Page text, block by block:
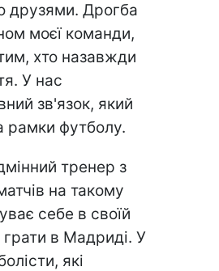
друзями. Дрогба
моєї команди,
хто назавжди
У нас
зв'язок, який
рамки футболу.
тренер з
на такому
себе в своїй
грати в Мадриді. У
які